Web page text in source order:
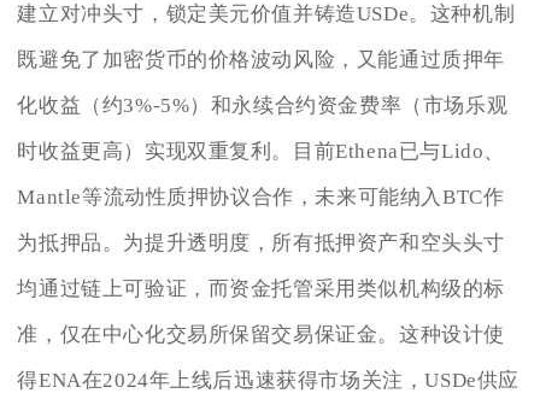
建立对冲头寸，锁定美元价值并铸造USDe。这种机制
既避免了加密货币的价格波动风险，又能通过质押年
化收益（约3%-5%）和永续合约资金费率（市场乐观
时收益更高）实现双重复利。目前Ethena已与Lido、
Mantle等流动性质押协议合作，未来可能纳入BTC作
为抵押品。为提升透明度，所有抵押资产和空头头寸
均通过链上可验证，而资金托管采用类似机构级的标
准，仅在中心化交易所保留交易保证金。这种设计使
得ENA在2024年上线后迅速获得市场关注，USDe供应